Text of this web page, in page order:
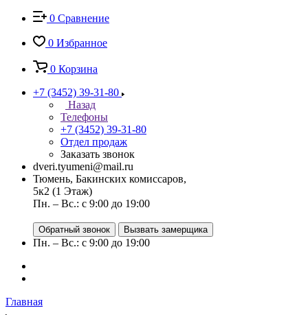
0 Сравнение
0 Избранное
0 Корзина
+7 (3452) 39-31-80
Назад
Телефоны
+7 (3452) 39-31-80
Отдел продаж
Заказать звонок
dveri.tyumeni@mail.ru
Тюмень, Бакинских комиссаров,
5к2 (1 Этаж)
Пн. – Вс.: с 9:00 до 19:00
Обратный звонок Вызвать замерщика
Пн. – Вс.: с 9:00 до 19:00
Главная